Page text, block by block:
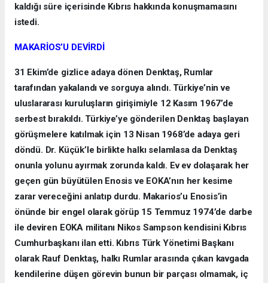
kaldığı süre içerisinde Kıbrıs hakkında konuşmamasını
istedi.
MAKARİOS’U DEVİRDİ
31 Ekim’de gizlice adaya dönen Denktaş, Rumlar
tarafından yakalandı ve sorguya alındı. Türkiye’nin ve
uluslararası kuruluşların girişimiyle 12 Kasım 1967’de
serbest bırakıldı. Türkiye’ye gönderilen Denktaş başlayan
görüşmelere katılmak için 13 Nisan 1968’de adaya geri
döndü. Dr. Küçük’le birlikte halkı selamlasa da Denktaş
onunla yolunu ayırmak zorunda kaldı. Ev ev dolaşarak her
geçen gün büyütülen Enosis ve EOKA’nın her kesime
zarar vereceğini anlatıp durdu. Makarios’u Enosis’in
önünde bir engel olarak görüp 15 Temmuz 1974’de darbe
ile deviren EOKA militanı Nikos Sampson kendisini Kıbrıs
Cumhurbaşkanı ilan etti. Kıbrıs Türk Yönetimi Başkanı
olarak Rauf Denktaş, halkı Rumlar arasında çıkan kavgada
kendilerine düşen görevin bunun bir parçası olmamak, iç